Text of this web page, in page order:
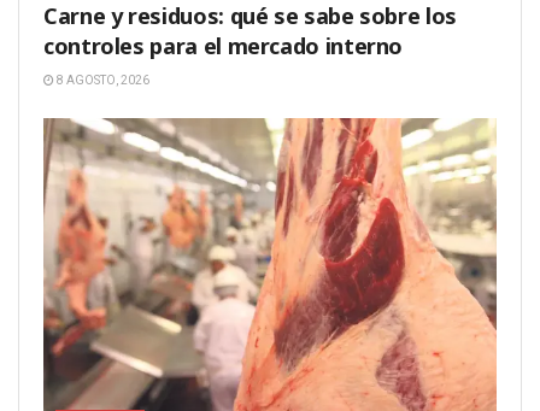
Carne y residuos: qué se sabe sobre los
controles para el mercado interno
8 AGOSTO, 2026